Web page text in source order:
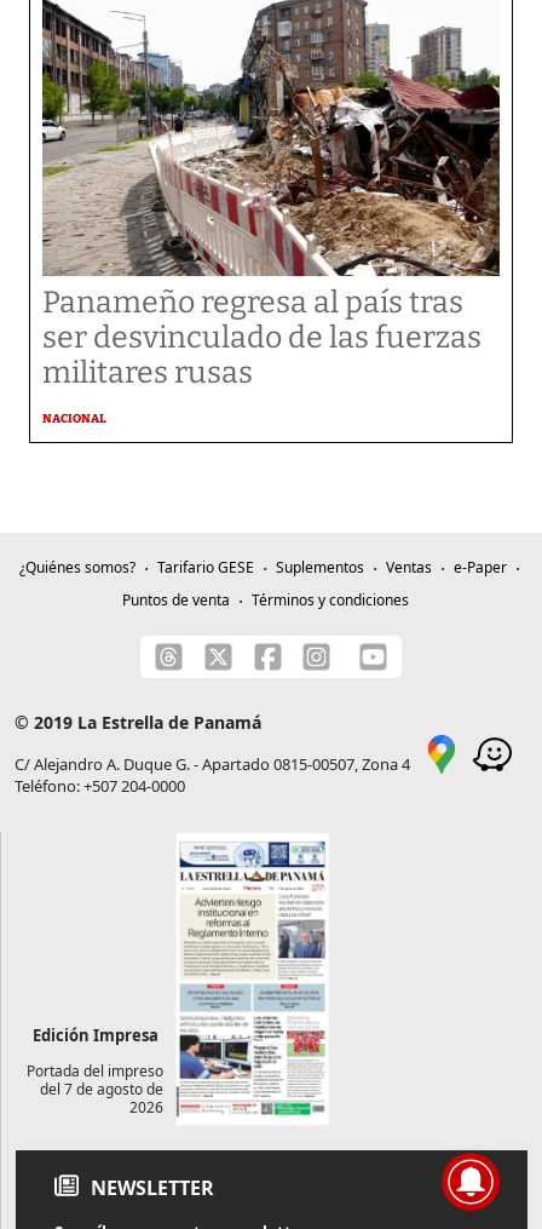
Panameño regresa al país tras
ser desvinculado de las fuerzas
militares rusas
NACIONAL
¿Quiénes somos? Tarifario GESE Suplementos Ventas
e-Paper
Puntos de venta
Términos y condiciones
© 2019 La Estrella de Panamá
C/ Alejandro A. Duque G. - Apartado 0815-00507, Zona 4
Teléfono: +507 204-0000
Edición Impresa
Portada del impreso
del 7 de agosto de
2026
NEWSLETTER